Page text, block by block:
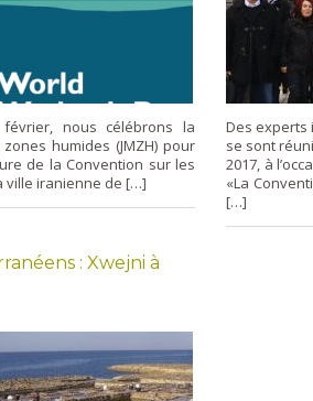
nous célébrons la
humides (JMZH) pour
de la Convention sur les
ville iranienne de […]
Des
se sont
2017, à
«La
[…]
: Xwejni à